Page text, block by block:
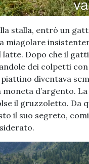
stalla, entrò un
miagolare
Dopo che il
dei colpetti
diventava
moneta d’argento.
il gruzzoletto. Da
il suo segreto,